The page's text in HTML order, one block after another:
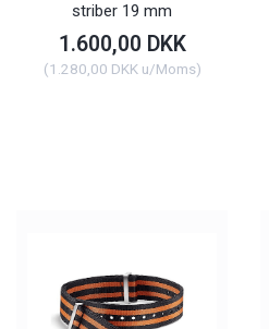
striber 19 mm
1.600,00 DKK
(1.280,00 DKKu/Moms)